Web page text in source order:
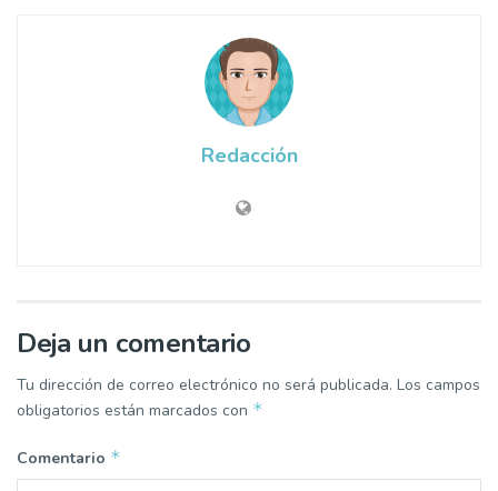
Redacción
Deja un comentario
Tu dirección de correo electrónico no será publicada. Los campos
obligatorios están marcados con *
Comentario *